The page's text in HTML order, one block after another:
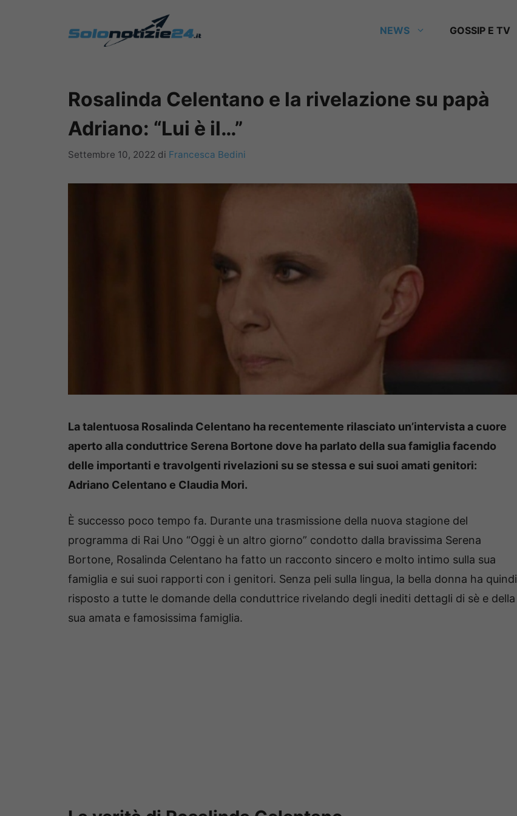
NEWS GOSSIP E TV
Rosalinda Celentano e la rivelazione su papà
Adriano: “Lui è il…”
Settembre 10, 2022 di Francesca Bedini
La talentuosa Rosalinda Celentano ha recentemente rilasciato un’intervista a cuore
aperto alla conduttrice Serena Bortone dove ha parlato della sua famiglia facendo
delle importanti e travolgenti rivelazioni su se stessa e sui suoi amati genitori:
Adriano Celentano e Claudia Mori.
È successo poco tempo fa. Durante una trasmissione della nuova stagione del
programma di Rai Uno “Oggi è un altro giorno” condotto dalla bravissima Serena
Bortone, Rosalinda Celentano ha fatto un racconto sincero e molto intimo sulla sua
famiglia e sui suoi rapporti con i genitori. Senza peli sulla lingua, la bella donna ha quindi
risposto a tutte le domande della conduttrice rivelando degli inediti dettagli di sè e della
sua amata e famosissima famiglia.